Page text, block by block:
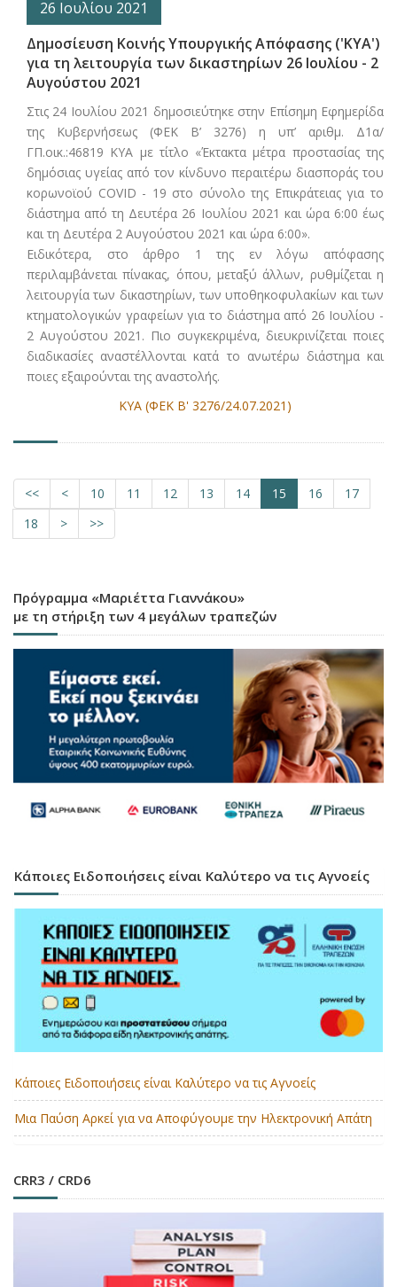
26 Ιουλίου 2021
Δημοσίευση Κοινής Υπουργικής Απόφασης ('ΚΥΑ')
για τη λειτουργία των δικαστηρίων 26 Ιουλίου - 2
Αυγούστου 2021
Στις 24 Ιουλίου 2021 δημοσιεύτηκε στην Επίσημη Εφημερίδα
της Κυβερνήσεως (ΦΕΚ Β’ 3276) η υπ’ αριθμ. Δ1α/
ΓΠ.οικ.:46819 ΚΥΑ με τίτλο «Έκτακτα μέτρα προστασίας της
δημόσιας υγείας από τον κίνδυνο περαιτέρω διασποράς του
κορωνοϊού CΟVID - 19 στο σύνολο της Επικράτειας για το
διάστημα από τη Δευτέρα 26 Ιουλίου 2021 και ώρα 6:00 έως
και τη Δευτέρα 2 Αυγούστου 2021 και ώρα 6:00».
Ειδικότερα, στο άρθρο 1 της εν λόγω απόφασης
περιλαμβάνεται πίνακας, όπου, μεταξύ άλλων, ρυθμίζεται η
λειτουργία των δικαστηρίων, των υποθηκοφυλακίων και των
κτηματολογικών γραφείων για το διάστημα από 26 Ιουλίου -
2 Αυγούστου 2021. Πιο συγκεκριμένα, διευκρινίζεται ποιες
διαδικασίες αναστέλλονται κατά το ανωτέρω διάστημα και
ποιες εξαιρούνται της αναστολής.
ΚΥΑ (ΦΕΚ Β' 3276/24.07.2021)
<< < 10 11 12 13 14 15 16
17
18
> >>
Πρόγραμμα «Μαριέττα Γιαννάκου»
με τη στήριξη των 4 μεγάλων τραπεζών
Κάποιες Ειδοποιήσεις είναι Καλύτερο να τις Αγνοείς
Κάποιες Ειδοποιήσεις είναι Καλύτερο να τις Αγνοείς
Μια Παύση Αρκεί για να Αποφύγουμε την Ηλεκτρονική Απάτη
CRR3 / CRD6